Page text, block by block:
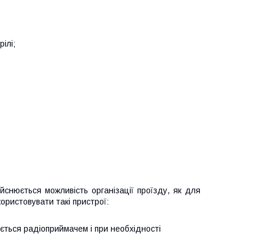
можливість організації проїзду, як для
такі пристрої:
радіоприймачем і при необхідності